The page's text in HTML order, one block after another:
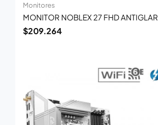
Monitores
MONITOR NOBLEX 27 FHD ANTIGLAR
$209.264